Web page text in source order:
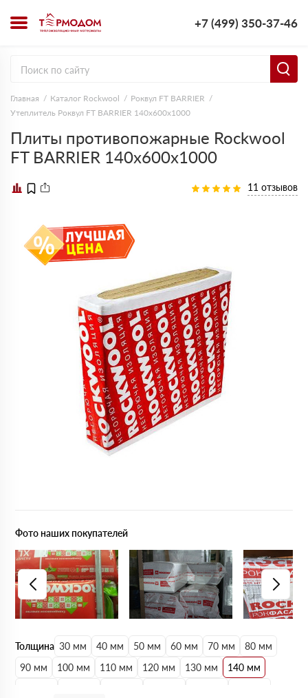
+7 (499) 350-37-46
Главная Каталог Rockwool
Роквул FT BARRIER
Утеплитель Роквул FT BARRIER 140х600х1000
Плиты противопожарные Rockwool
FT BARRIER 140х600х1000
11 отзывов
Толщина 30 мм 40 мм 50 мм 60 мм 70 мм
80 мм
90 мм
100 мм 110 мм 120 мм 130 мм
140 мм
Фото наших покупателей